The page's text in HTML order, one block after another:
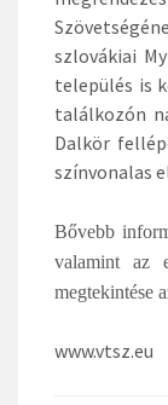
szlovákiai
település is
találkozón
Dalkör
színvonalas
Bővebb
valamint az
megtekintése
www.vtsz.eu